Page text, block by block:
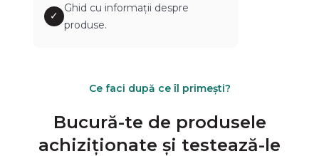
✓
Ghid cu informații despre
produse.
Ce faci după ce îl primești?
Bucură-te de produsele
achiziționate și testează-le